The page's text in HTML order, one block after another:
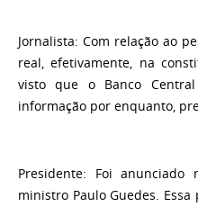
Jornalista: Com relação ao
real, efetivamente, na
visto que o Banco
informação por enquanto,
Presidente: Foi anunciado
ministro Paulo Guedes.